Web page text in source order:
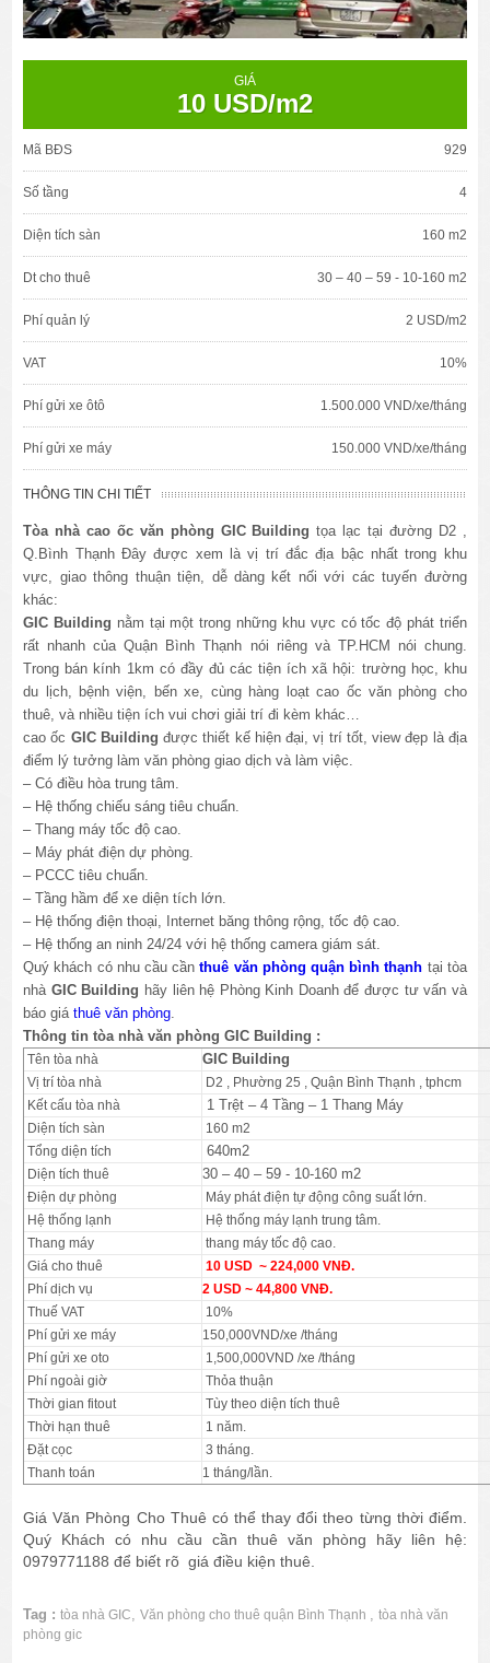
GIÁ
10 USD/m2
Mã BĐS 929
Số tầng 4
Diện tích sàn 160 m2
Dt cho thuê 30 – 40 – 59 - 10-160 m2
Phí quản lý 2 USD/m2
VAT 10%
Phí gửi xe ôtô 1.500.000 VND/xe/tháng
Phí gửi xe máy 150.000 VND/xe/tháng
THÔNG TIN CHI TIẾT
Tòa nhà cao ốc văn phòng GIC Building tọa lạc tại đường D2 ,
Q.Bình Thạnh Đây được xem là vị trí đắc địa bậc nhất trong khu
vực, giao thông thuận tiện, dễ dàng kết nối với các tuyến đường
khác:
GIC Building nằm tại một trong những khu vực có tốc độ phát triển
rất nhanh của Quận Bình Thạnh nói riêng và TP.HCM nói chung.
Trong bán kính 1km có đầy đủ các tiện ích xã hội: trường học, khu
du lịch, bệnh viện, bến xe, cùng hàng loạt cao ốc văn phòng cho
thuê, và nhiều tiện ích vui chơi giải trí đi kèm khác…
cao ốc GIC Buildingđược thiết kế hiện đại, vị trí tốt, view đẹp là địa
điểm lý tưởng làm văn phòng giao dịch và làm việc.
– Có điều hòa trung tâm.
– Hệ thống chiếu sáng tiêu chuẩn.
– Thang máy tốc độ cao.
– Máy phát điện dự phòng.
– PCCC tiêu chuẩn.
– Tầng hầm để xe diện tích lớn.
– Hệ thống điện thoại, Internet băng thông rộng, tốc độ cao.
– Hệ thống an ninh 24/24 với hệ thống camera giám sát.
Quý khách có nhu cầu cầnthuê văn phòng quận bình thạnh tại tòa
nhà GIC Building hãy liên hệ Phòng Kinh Doanh để được tư vấn và
báo giáthuê văn phòng.
Thông tin tòa nhà văn phòng GIC Building :
Tên tòa nhà GIC Building
Vị trí tòa nhà
D2 , Phường 25 , Quận Bình Thạnh , tphcm
Kết cấu tòa nhà
1 Trệt – 4 Tầng – 1 Thang Máy
Diện tích sàn
160 m2
Tổng diện tích
640m2
Diện tích thuê 30 – 40 – 59 - 10-160 m2
Điện dự phòng
Máy phát điện tự động công suất lớn.
Hệ thống lạnh
Hệ thống máy lạnh trung tâm.
Thang máy
thang máy tốc độ cao.
Giá cho thuê
10USD ~ 224,000 VNĐ.
Phí dịch vụ
2 USD ~ 44,800 VNĐ.
Thuế VAT
10%
Phí gửi xe máy
150,000VND/xe /tháng
Phí gửi xe oto
1,500,000VND /xe /tháng
Phí ngoài giờ
Thỏa thuận
Thời gian fitout
Tùy theo diện tích thuê
Thời hạn thuê
1 năm.
Đặt cọc
3 tháng.
Thanh toán
1 tháng/lần.
Giá Văn Phòng Cho Thuê có thể thay đổi theo từng thời điểm.
Quý Khách có nhu cầu cần thuê văn phòng hãy liên hệ:
0979771188 để biết rõ giá điều kiện thuê.
Tag : tòa nhà GIC,Văn phòng cho thuê quận Bình Thạnh ,tòa nhà văn
phòng gic